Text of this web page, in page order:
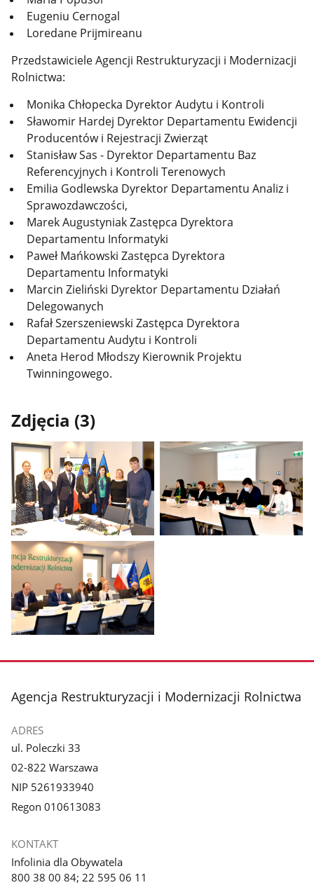
Eugeniu Cernogal
Loredane Prijmireanu
Przedstawiciele Agencji Restrukturyzacji i Modernizacji
Rolnictwa:
Monika Chłopecka Dyrektor Audytu i Kontroli
Sławomir Hardej Dyrektor Departamentu Ewidencji
Producentów i Rejestracji Zwierząt
Stanisław Sas - Dyrektor Departamentu Baz
Referencyjnych i Kontroli Terenowych
Emilia Godlewska Dyrektor Departamentu Analiz i
Sprawozdawczości,
Marek Augustyniak Zastępca Dyrektora
Departamentu Informatyki
Paweł Mańkowski Zastępca Dyrektora
Departamentu Informatyki
Marcin Zieliński Dyrektor Departamentu Działań
Delegowanych
Rafał Szerszeniewski Zastępca Dyrektora
Departamentu Audytu i Kontroli
Aneta Herod Młodszy Kierownik Projektu
Twinningowego.
Zdjęcia (3)
Pokaż
zdjęcie
1
z
galerii.
zdjęcie
galerii.
stopka
Agencja Restrukturyzacji i Modernizacji Rolnictwa
ADRES
ul. Poleczki 33
02-822 Warszawa
NIP 5261933940
Regon 010613083
KONTAKT
Infolinia dla Obywatela
800 38 00 84; 22 595 06 11